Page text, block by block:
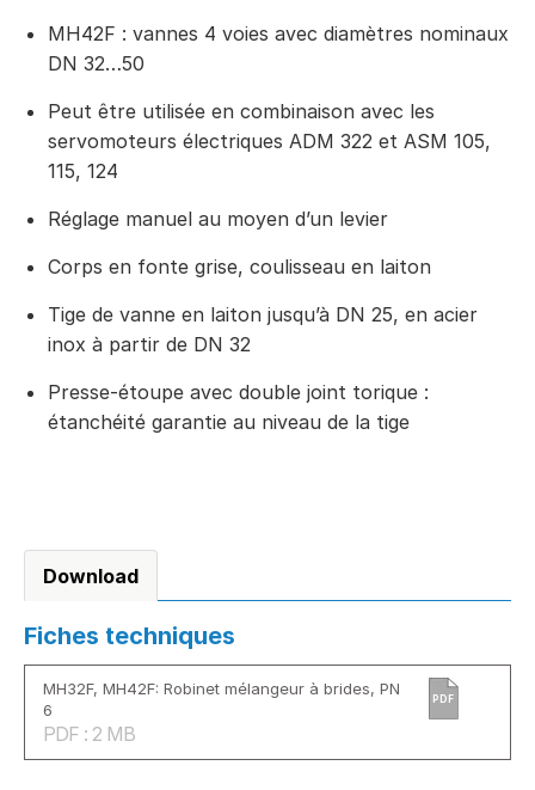
MH42F : vannes 4 voies avec diamètres nominaux
DN 32…50
Peut être utilisée en combinaison avec les
servomoteurs électriques ADM 322 et ASM 105,
115, 124
Réglage manuel au moyen d’un levier
Corps en fonte grise, coulisseau en laiton
Tige de vanne en laiton jusqu’à DN 25, en acier
inox à partir de DN 32
Presse-étoupe avec double joint torique :
étanchéité garantie au niveau de la tige
Download
Fiches techniques
MH32F, MH42F: Robinet mélangeur à brides, PN
6
PDF : 2 MB
PDF